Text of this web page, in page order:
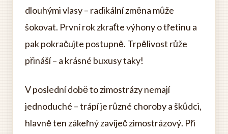
dlouhými vlasy – radikální změna může
šokovat. První rok zkraťte výhony o třetinu a
pak pokračujte postupně. Trpělivost růže
přináší – a krásné buxusy taky!
V poslední době to zimostrázy nemají
jednoduché – trápí je různé choroby a škůdci,
hlavně ten zákeřný zavíječ zimostrázový. Při